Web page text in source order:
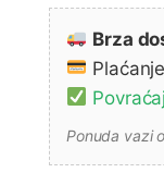
Brza
Ponuda vazi